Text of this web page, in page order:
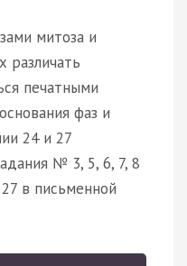
митоза и
различать
печатными
фаз и
24 и 27
№ 3, 5, 6, 7, 8
в письменной